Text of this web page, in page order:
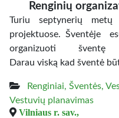
Renginių
Turiu septynerių metų
projektuose. Šventėje
organizuoti
Darau viską kad šventė
Renginiai, Šventės,
Vestuvių planavimas
Vilniaus r. sav.,